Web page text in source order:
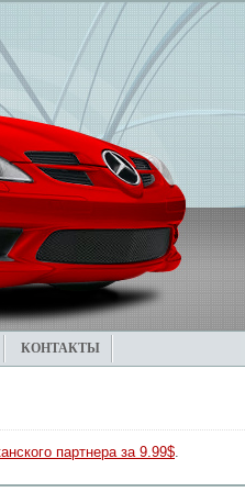
КОНТАКТЫ
партнера за 9.99$.